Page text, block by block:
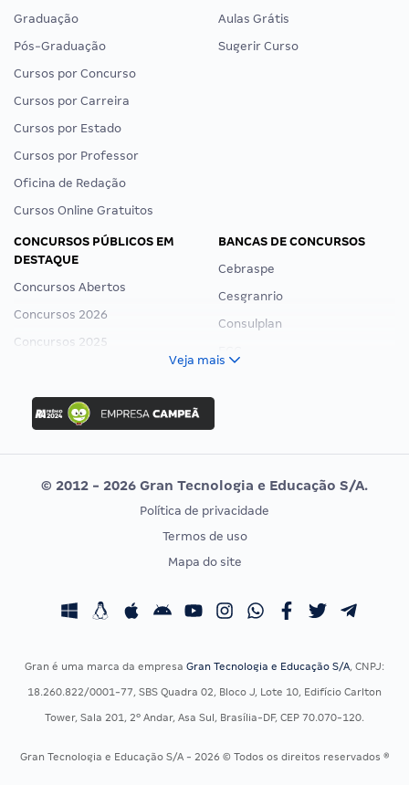
Graduação
Pós-Graduação
Cursos por Concurso
Cursos por Carreira
Cursos por Estado
Cursos por Professor
Oficina de Redação
Cursos Online Gratuitos
Aulas Grátis
Sugerir Curso
CONCURSOS PÚBLICOS EM
DESTAQUE
Concursos Abertos
Concursos 2026
Concursos 2025
Concurso Ibama
Concurso MPU
Editais publicados
BANCAS DE CONCURSOS
Cebraspe
Cesgranrio
Consulplan
Vunesp
CONCURSOS POR PROFISSÃO
Concursos Fiscais
Concursos Saúde
Residência Multiprofissional
EXAME DE ORDEM
Calendário OAB
Veja mais
© 2012 - 2026 Gran Tecnologia e Educação S/A.
Política de privacidade
Termos de uso
Mapa do site
Gran é uma marca da empresa Gran Tecnologia e Educação S/A, CNPJ:
18.260.822/0001-77, SBS Quadra 02, Bloco J, Lote 10, Edifício Carlton
Tower, Sala 201, 2º Andar, Asa Sul, Brasília-DF, CEP 70.070-120.
Gran Tecnologia e Educação S/A - 2026 © Todos os direitos reservados ®